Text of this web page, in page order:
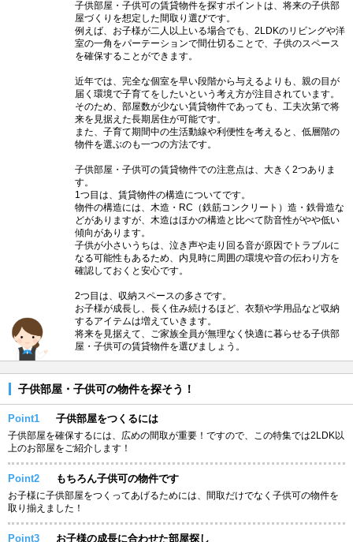
子供部屋・子供可の賃貸物件を探すポイントは、将来の子供部
屋づくりを想定した間取り選びです。
例えば、お子様が二人以上いる場合でも、2LDKのリビングや洋
室の一角をパーテーションで間仕切ることで、子供のスペース
を確保することができます。
近年では、完全な個室を早い段階から与えるよりも、親の目が
届く環境で子育てをしたいという考え方が注目されています。
そのため、部屋数が少ない賃貸物件であっても、工夫次第で将
来を見据えた長期居住が可能です。
また、子育て期間中の生活動線や利便性を考えると、低層階の
物件を選ぶのも一つの方法です。
子供部屋・子供可の賃貸物件での注意点は、大きく2つありま
す。
1つ目は、賃貸物件の構造についてです。
物件の構造には、木造・RC（鉄筋コンクリート）造・鉄骨造な
どがありますが、木造はほかの構造と比べて防音性がやや低い
傾向があります。
子供が小さいうちは、泣き声や走り回る音が原因でトラブルに
なる可能性もあるため、内見時に周囲の環境や音の伝わり方を
確認しておくと安心です。
2つ目は、収納スペースの多さです。
お子様が成長し、長く住み続けるほど、衣類や学用品など収納
するアイテムは増えていきます。
将来を見据えて、ご家族全員が無理なく快適に暮らせる子供部
屋・子供可の賃貸物件を選びましょう。
子供部屋・子供可の物件を探そう！
Point1 子供部屋をつくるには
子供部屋を確保するには、広めの間取が重要！ですので、この特集では2LDK以
上のお部屋をご紹介します！
Point2 もちろん子供可の物件です
お子様に子供部屋をつくってあげるためには、間取だけでなく子供可の物件を
取り揃えました！
Point3 お子様の成長に合わせた部屋探し